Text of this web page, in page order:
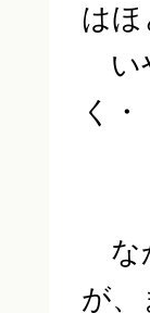
は
い
く
な
が、